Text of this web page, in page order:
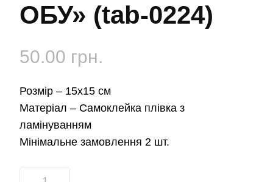
ОБУ» (tab-0224)
50.00 грн.
Розмір – 15х15 см
Матеріал – Самоклейка плівка з
ламінуванням
Мінімальне замовлення 2 шт.
Наліпка